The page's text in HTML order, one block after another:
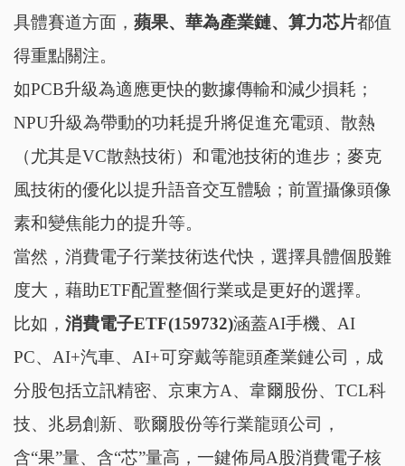
具體賽道方面， 蘋果、華為產業鏈、算力芯片都值
得重點關注。
如PCB升級為適應更快的數據傳輸和減少損耗；
NPU升級為帶動的功耗提升將促進充電頭、散熱
（尤其是VC散熱技術）和電池技術的進步；麥克
風技術的優化以提升語音交互體驗；前置攝像頭像
素和變焦能力的提升等。
當然，消費電子行業技術迭代快，選擇具體個股難
度大，藉助ETF配置整個行業或是更好的選擇。
比如， 消費電子ETF(159732)涵蓋AI手機、AI
PC、AI+汽車、AI+可穿戴等龍頭產業鏈公司，成
分股包括立訊精密、京東方A、韋爾股份、TCL科
技、兆易創新、歌爾股份等行業龍頭公司，
含“果”量、含“芯”量高，一鍵佈局A股消費電子核